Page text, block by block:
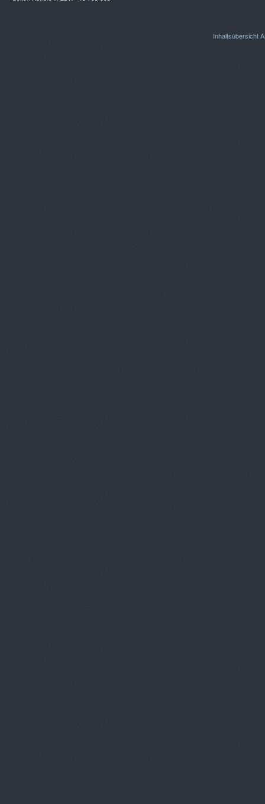
Inhaltsübersicht